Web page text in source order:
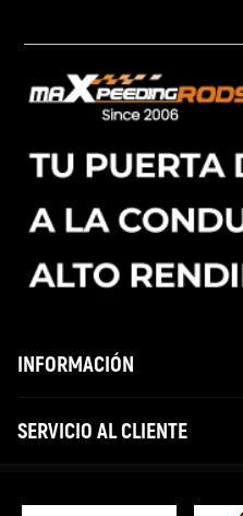
INFORMACIÓN
SERVICIO AL CLIENTE